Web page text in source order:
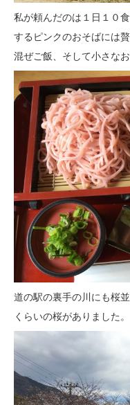
私が頼んだのは１日１０
するピンクのおそばには
混ぜご飯、そして小さなお
道の駅の裏手の川にも桜
くらいの桜がありました。